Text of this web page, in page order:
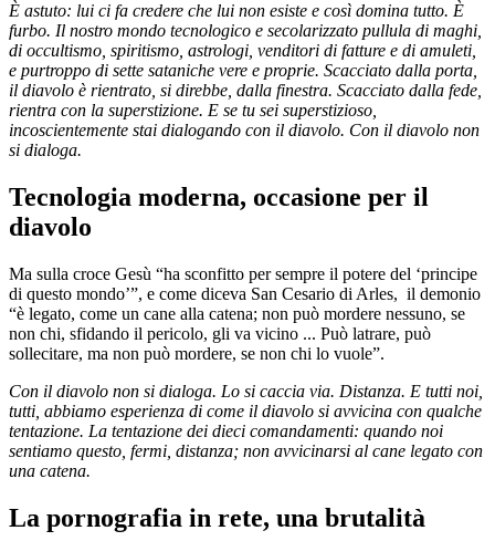
È astuto: lui ci fa credere che lui non esiste e così domina tutto. È
furbo. Il nostro mondo tecnologico e secolarizzato pullula di maghi,
di occultismo, spiritismo, astrologi, venditori di fatture e di amuleti,
e purtroppo di sette sataniche vere e proprie. Scacciato dalla porta,
il diavolo è rientrato, si direbbe, dalla finestra. Scacciato dalla fede,
rientra con la superstizione. E se tu sei superstizioso,
incoscientemente stai dialogando con il diavolo. Con il diavolo non
si dialoga.
Tecnologia moderna, occasione per il
diavolo
Ma sulla croce Gesù “ha sconfitto per sempre il potere del ‘principe
di questo mondo’”, e come diceva San Cesario di Arles, il demonio
“è legato, come un cane alla catena; non può mordere nessuno, se
non chi, sfidando il pericolo, gli va vicino ... Può latrare, può
sollecitare, ma non può mordere, se non chi lo vuole”.
Con il diavolo non si dialoga. Lo si caccia via. Distanza. E tutti noi,
tutti, abbiamo esperienza di come il diavolo si avvicina con qualche
tentazione. La tentazione dei dieci comandamenti: quando noi
sentiamo questo, fermi, distanza; non avvicinarsi al cane legato con
una catena.
La pornografia in rete, una brutalità